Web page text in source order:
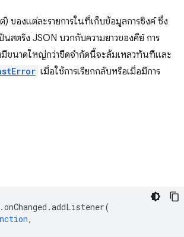
ของแต่ละรายการในที่เก็บข้อมูลการซิงค์ ซึ่ง
นสตริง JSON บวกกับความยาวของคีย์ การ
มีขนาดใหญ่กว่าขีดจำกัดนี้จะล้มเหลวทันทีและ
เมื่อใช้การเรียกกลับหรือเมื่อมีการ
.onChanged .addListener(
,